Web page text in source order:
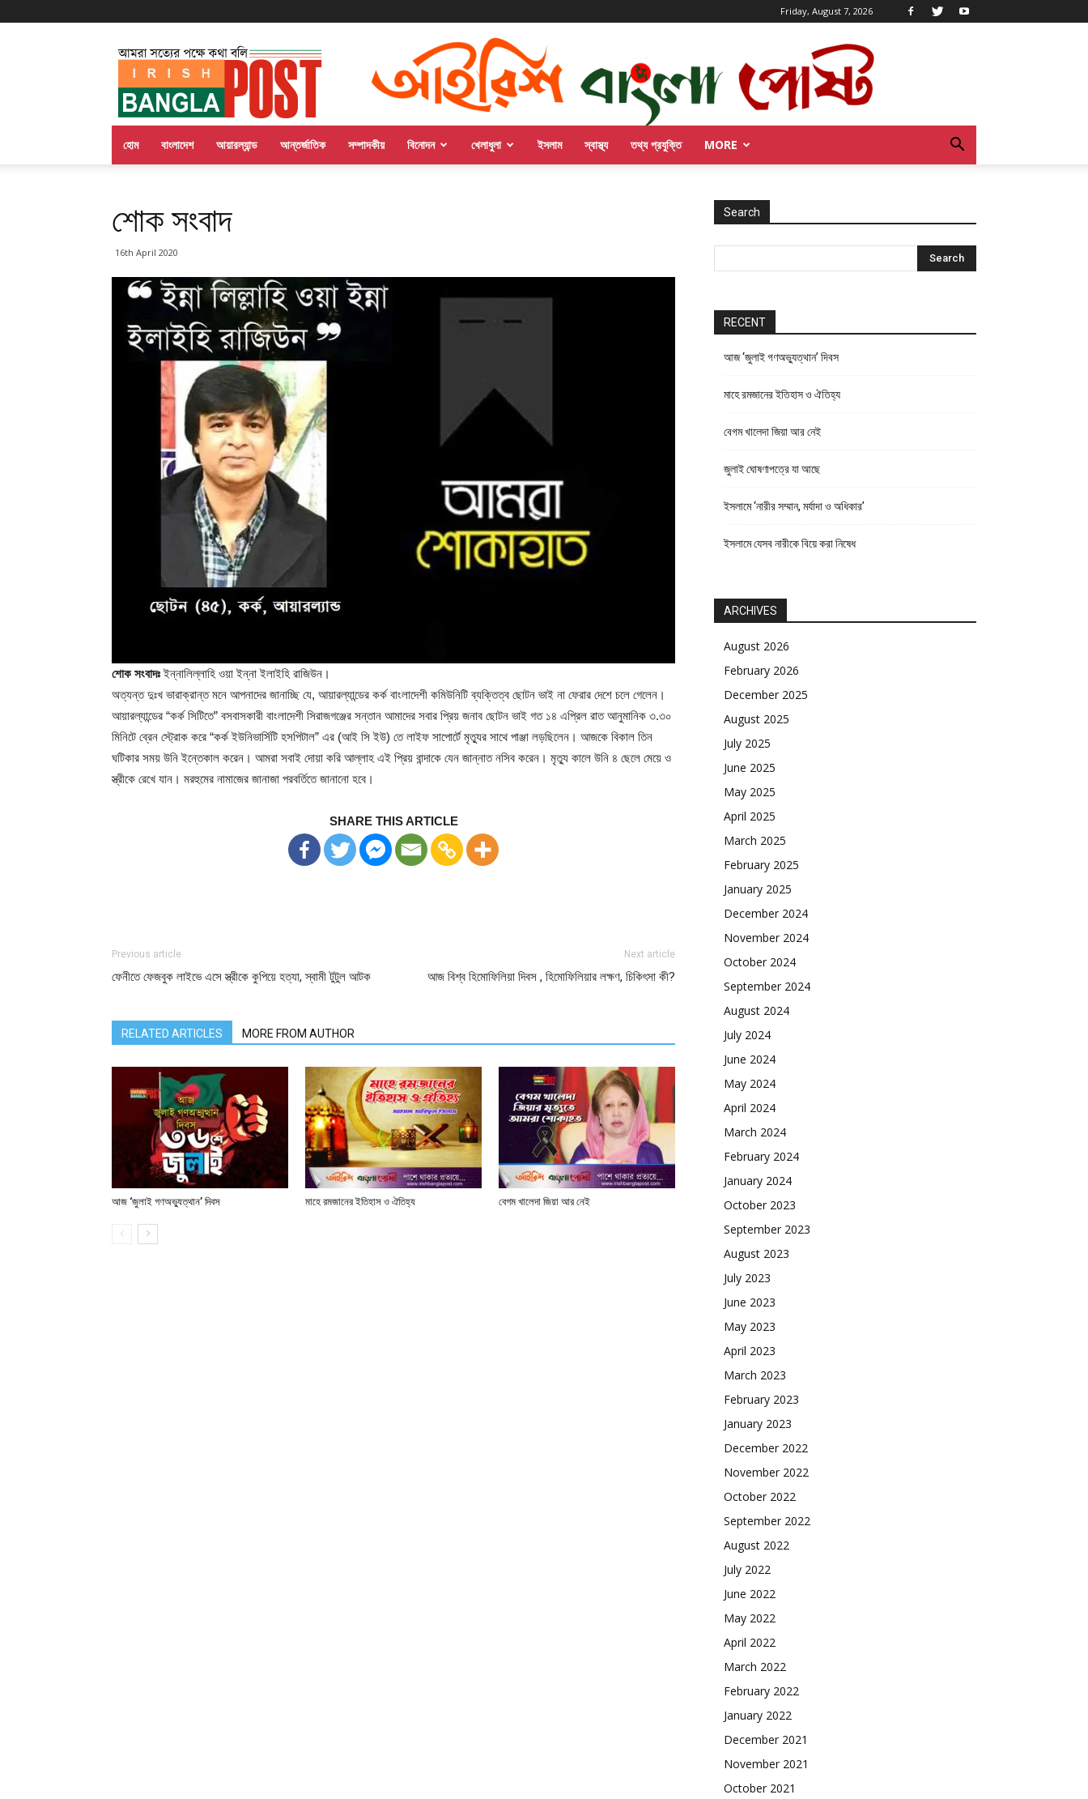
Friday, August 7, 2026
Irish
Bangla
Post
হোম বাংলাদেশ আয়ারল্যান্ড আন্তর্জাতিক সম্পাদকীয় বিনোদন খেলাধুলা ইসলাম স্বাস্থ্য তথ্য প্রযুক্তি MORE
শোক সংবাদ
16th April 2020
শোক সংবাদঃইন্নালিল্লাহি ওয়া ইন্না ইলাইহি রাজিউন।
অত্যন্ত দুঃখ ভারাক্রান্ত মনে আপনাদের জানাচ্ছি যে, আয়ারল্যান্ডের কর্ক বাংলাদেশী কমিউনিটি ব্যক্তিত্ব ছোটন ভাই না ফেরার দেশে চলে গেলেন।
আয়ারল্যান্ডের “কর্ক সিটিতে” বসবাসকারী বাংলাদেশী সিরাজগঞ্জের সন্তান আমাদের সবার প্রিয় জনাব ছোটন ভাই গত ১৪ এপ্রিল রাত আনুমানিক ৩.৩০
মিনিটে ব্রেন স্ট্রোক করে “কর্ক ইউনিভার্সিটি হসপিটাল” এর (আই সি ইউ) তে লাইফ সাপোর্টে মৃত্যুর সাথে পাঞ্জা লড়ছিলেন। আজকে বিকাল তিন
ঘটিকার সময় উনি ইন্তেকাল করেন। আমরা সবাই দোয়া করি আল্লাহ এই প্রিয় বান্দাকে যেন জান্নাত নসিব করেন। মৃত্যু কালে উনি ৪ ছেলে মেয়ে ও
স্ত্রীকে রেখে যান। মরহুমের নামাজের জানাজা পরবর্তিতে জানানো হবে।
SHARE THIS ARTICLE
Previous article
ফেনীতে ফেজবুক লাইভে এসে স্ত্রীকে কুপিয়ে হত্যা, স্বামী টুটুল আটক
Next article
আজ বিশ্ব হিমোফিলিয়া দিবস , হিমোফিলিয়ার লক্ষণ, চিকিৎসা কী?
RELATED ARTICLES MORE FROM AUTHOR
আজ ‘জুলাই গণঅভ্যুত্থান’ দিবস মাহে রমজানের ইতিহাস ও ঐতিহ্য বেগম খালেদা জিয়া আর নেই
Search
RECENT
আজ ‘জুলাই গণঅভ্যুত্থান’ দিবস
মাহে রমজানের ইতিহাস ও ঐতিহ্য
বেগম খালেদা জিয়া আর নেই
জুলাই ঘোষণাপত্রে যা আছে
ইসলামে ‘নারীর সম্মান, মর্যাদা ও অধিকার’
ইসলামে যেসব নারীকে বিয়ে করা নিষেধ
ARCHIVES
August 2026
February 2026
December 2025
August 2025
July 2025
June 2025
May 2025
April 2025
March 2025
February 2025
January 2025
December 2024
November 2024
October 2024
September 2024
August 2024
July 2024
June 2024
May 2024
April 2024
March 2024
February 2024
January 2024
October 2023
September 2023
August 2023
July 2023
June 2023
May 2023
April 2023
March 2023
February 2023
January 2023
December 2022
November 2022
October 2022
September 2022
August 2022
July 2022
June 2022
May 2022
April 2022
March 2022
February 2022
January 2022
December 2021
November 2021
October 2021